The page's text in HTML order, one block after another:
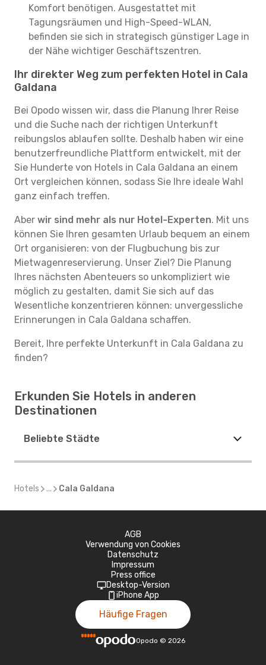
Komfort benötigen. Ausgestattet mit
Tagungsräumen und High-Speed-WLAN,
befinden sie sich in strategisch günstiger Lage in
der Nähe wichtiger Geschäftszentren.
Ihr direkter Weg zum perfekten Hotel in Cala
Galdana
Bei Opodo wissen wir, dass die Planung Ihrer Reise
und die Suche nach der richtigen Unterkunft
reibungslos ablaufen sollte. Deshalb haben wir eine
benutzerfreundliche Plattform entwickelt, mit der
Sie Hunderte von Hotels in Cala Galdana an einem
Ort vergleichen können, sodass Sie Ihre ideale Wahl
ganz einfach treffen.
Aber wir sind mehr als nur Hotel-Experten. Mit uns
können Sie Ihren gesamten Urlaub bequem an einem
Ort organisieren: von der Flugbuchung bis zur
Mietwagenreservierung. Unser Ziel? Die Planung
Ihres nächsten Abenteuers so unkompliziert wie
möglich zu gestalten, damit Sie sich auf das
Wesentliche konzentrieren können: unvergessliche
Erinnerungen in Cala Galdana schaffen.
Bereit, Ihre perfekte Unterkunft in Cala Galdana zu
finden?
Erkunden Sie Hotels in anderen
Destinationen
Beliebte Städte
Hotels ... Cala Galdana
AGB
Verwendung von Cookies
Datenschutz
Impressum
Press office
Desktop-Version
iPhone App
Häufige Fragen
Opodo © 2026